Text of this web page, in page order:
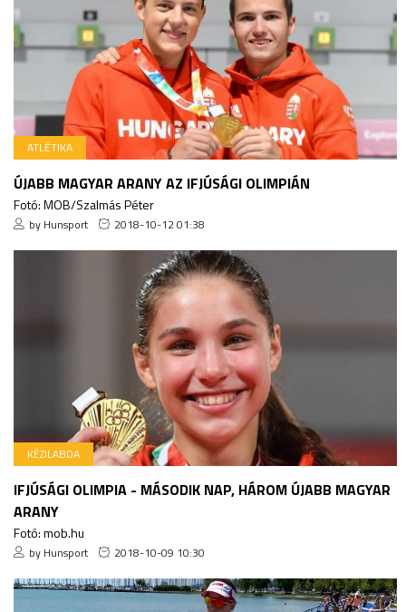
ATLÉTIKA
ÚJABB MAGYAR ARANY AZ IFJÚSÁGI OLIMPIÁN
Fotó: MOB/Szalmás Péter
by Hunsport 2018-10-12 01:38
KÉZILABDA
IFJÚSÁGI OLIMPIA - MÁSODIK NAP, HÁROM ÚJABB MAGYAR
ARANY
Fotó: mob.hu
by Hunsport 2018-10-09 10:30